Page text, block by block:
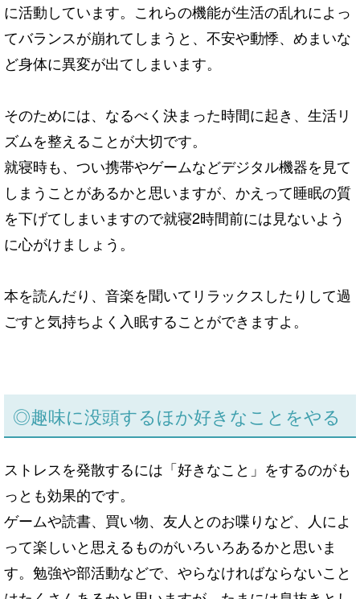
に活動しています。これらの機能が生活の乱れによっ
てバランスが崩れてしまうと、不安や動悸、めまいな
ど身体に異変が出てしまいます。
そのためには、なるべく決まった時間に起き、生活リ
ズムを整えることが大切です。
就寝時も、つい携帯やゲームなどデジタル機器を見て
しまうことがあるかと思いますが、かえって睡眠の質
を下げてしまいますので就寝2時間前には見ないよう
に心がけましょう。
本を読んだり、音楽を聞いてリラックスしたりして過
ごすと気持ちよく入眠することができますよ。
◎趣味に没頭するほか好きなことをやる
ストレスを発散するには「好きなこと」をするのがも
っとも効果的です。
ゲームや読書、買い物、友人とのお喋りなど、人によ
って楽しいと思えるものがいろいろあるかと思いま
す。勉強や部活動などで、やらなければならないこと